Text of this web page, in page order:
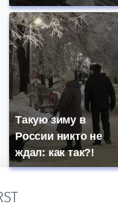
Такую зиму в
России никто не
ждал: как так?!